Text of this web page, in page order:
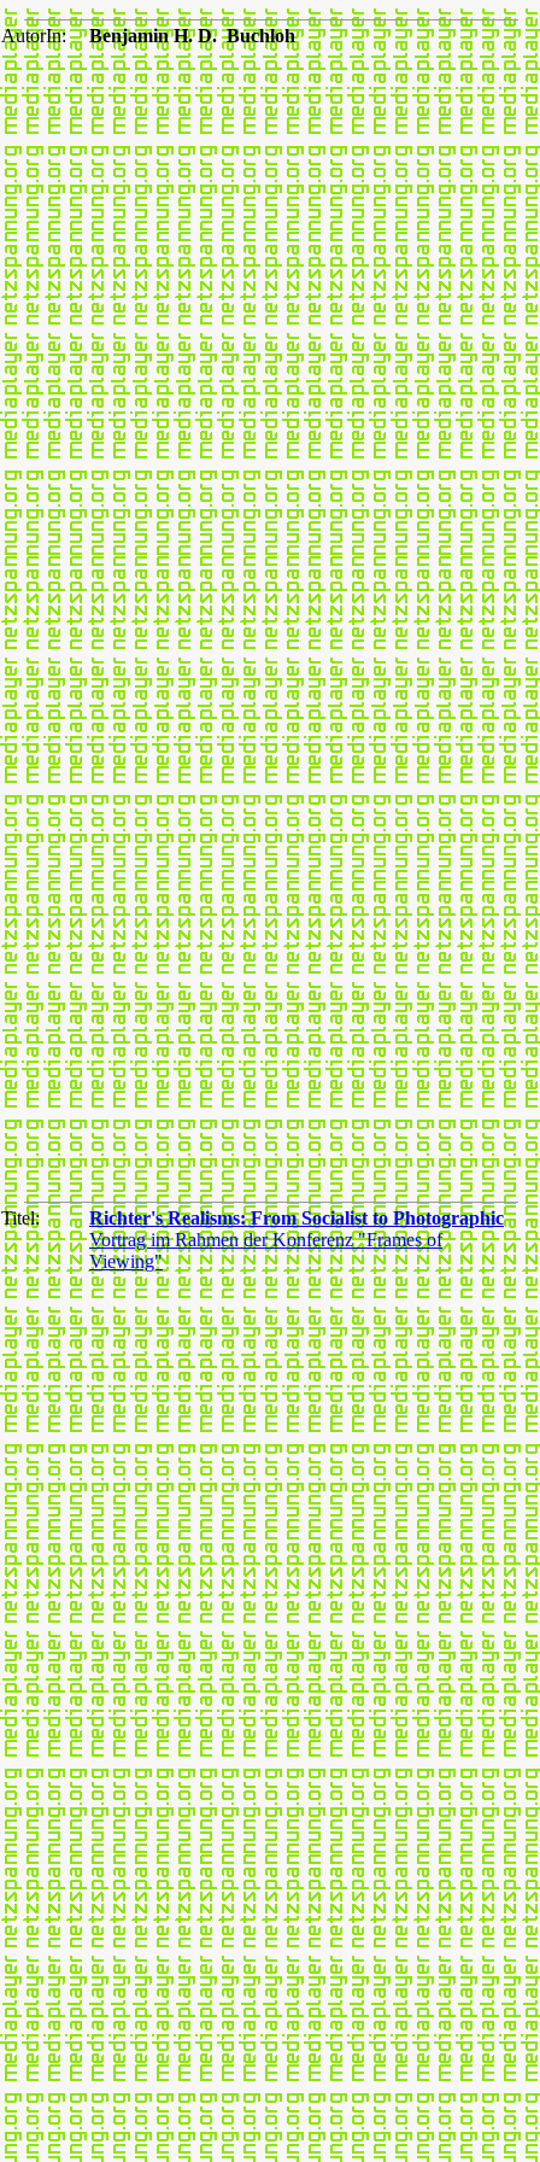
AutorIn: Benjamin H. D. Buchloh
Titel:
Richter's Realisms: From Socialist to Photographic
Vortrag im Rahmen der Konferenz "Frames of
Viewing"